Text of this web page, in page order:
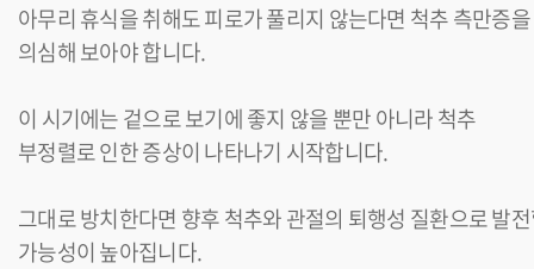
아무리 휴식을 취해도 피로가 풀리지 않는다면 척추 측만증을
의심해 보아야 합니다.
이 시기에는 겉으로 보기에 좋지 않을 뿐만 아니라 척추
부정렬로 인한 증상이 나타나기 시작합니다.
그대로 방치한다면 향후 척추와 관절의 퇴행성 질환으로 발
가능성이 높아집니다.